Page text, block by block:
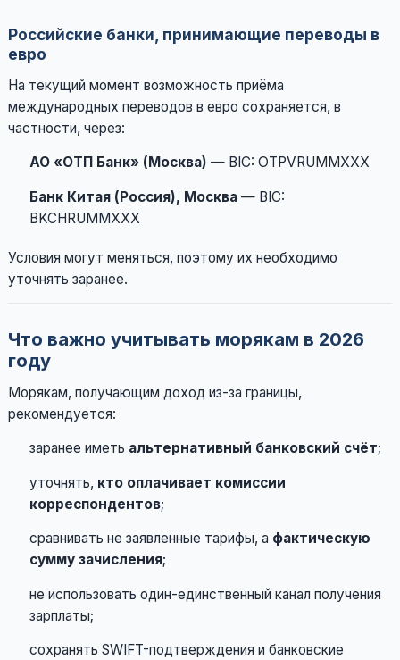
Российские банки, принимающие переводы в
евро
На текущий момент возможность приёма
международных переводов в евро сохраняется, в
частности, через:
АО «ОТП Банк» (Москва) — BIC: OTPVRUMMXXX
Банк Китая (Россия), Москва— BIC:
BKCHRUMMXXX
Условия могут меняться, поэтому их необходимо
уточнять заранее.
Что важно учитывать морякам в 2026
году
Морякам, получающим доход из-за границы,
рекомендуется:
заранее иметь альтернативный банковский счёт;
уточнять, кто оплачивает комиссии
корреспондентов;
сравнивать не заявленные тарифы, а фактическую
сумму зачисления;
не использовать один-единственный канал получения
зарплаты;
сохранять SWIFT-подтверждения и банковские